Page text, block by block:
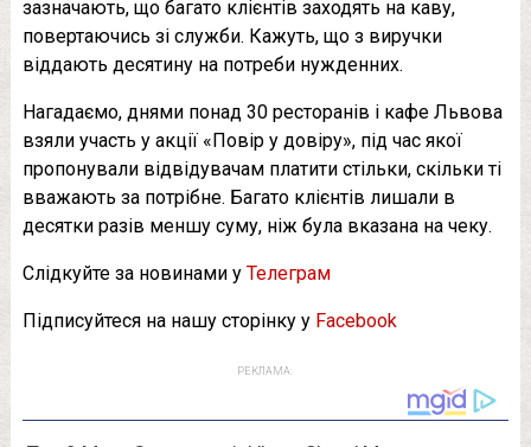
зазначають, що багато клієнтів заходять на каву,
повертаючись зі служби. Кажуть, що з виручки
віддають десятину на потреби нужденних.
Нагадаємо, днями понад 30 ресторанів і кафе Львова
взяли участь у акції «Повір у довіру», під час якої
пропонували відвідувачам платити стільки, скільки ті
вважають за потрібне. Багато клієнтів лишали в
десятки разів меншу суму, ніж була вказана на чеку.
Слідкуйте за новинами у Телеграм
Підписуйтеся на нашу сторінку у Facebook
РЕКЛАМА: